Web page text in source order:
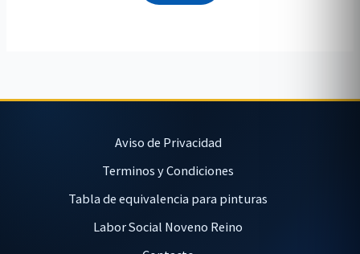
Aviso de Privacidad
Terminos y Condiciones
Tabla de equivalencia para pinturas
Labor Social Noveno Reino